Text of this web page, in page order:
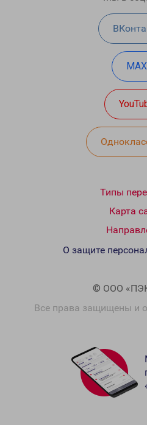
MAX
Типы
Карта
© ООО
Все права защищены и
О защите